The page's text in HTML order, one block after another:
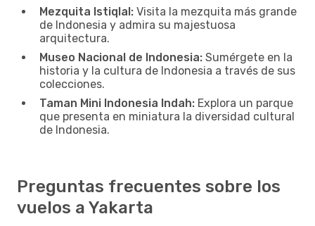
Mezquita Istiqlal: Visita la mezquita más grande
de Indonesia y admira su majestuosa
arquitectura.
Museo Nacional de Indonesia: Sumérgete en la
historia y la cultura de Indonesia a través de sus
colecciones.
Taman Mini Indonesia Indah: Explora un parque
que presenta en miniatura la diversidad cultural
de Indonesia.
Preguntas frecuentes sobre los
vuelos a Yakarta